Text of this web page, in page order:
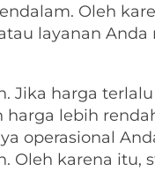
Oleh
layanan Anda
Jika harga
lebih
operasional
Oleh karena itu,